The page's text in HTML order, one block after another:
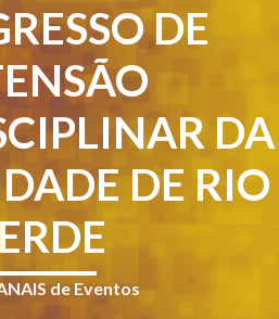
DE
DA
DE RIO
de Eventos